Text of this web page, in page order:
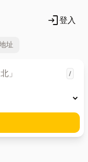
login登入
址
/